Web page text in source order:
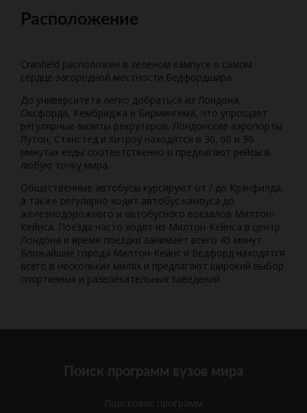
Расположение
Cranfield расположен в зеленом кампусе в самом
сердце загородной местности Бедфордшира.
До университета легко добраться из Лондона,
Оксфорда, Кембриджа и Бирмингема, что упрощает
регулярные визиты рекрутеров. Лондонские аэропорты
Лутон, Станстед и Хитроу находятся в 30, 60 и 90
минутах езды соответственно и предлагают рейсы в
любую точку мира.
Общественные автобусы курсируют от / до Крэнфилда,
а также регулярно ходит автобус кампуса до
железнодорожного и автобусного вокзалов Милтон-
Кейнса. Поезда часто ходят из Милтон-Кейнса в центр
Лондона и время поездки занимает всего 45 минут.
Ближайшие города Милтон-Кейнс и Бедфорд находятся
всего в нескольких милях и предлагают широкий выбор
спортивных и развлекательных заведений.
Поиск программ вузов мира
Поисковик программ